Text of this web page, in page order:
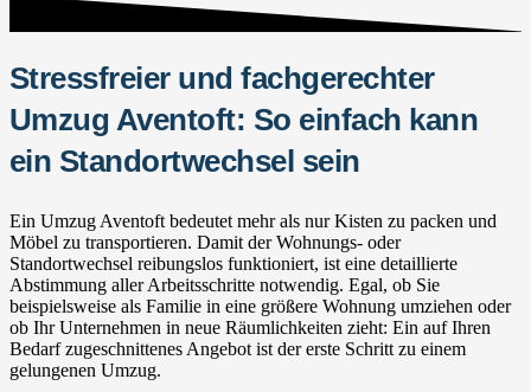
Stressfreier und fachgerechter
Umzug Aventoft: So einfach kann
ein Standortwechsel sein
Ein Umzug Aventoft bedeutet mehr als nur Kisten zu packen und
Möbel zu transportieren. Damit der Wohnungs- oder
Standortwechsel reibungslos funktioniert, ist eine detaillierte
Abstimmung aller Arbeitsschritte notwendig. Egal, ob Sie
beispielsweise als Familie in eine größere Wohnung umziehen oder
ob Ihr Unternehmen in neue Räumlichkeiten zieht: Ein auf Ihren
Bedarf zugeschnittenes Angebot ist der erste Schritt zu einem
gelungenen Umzug.